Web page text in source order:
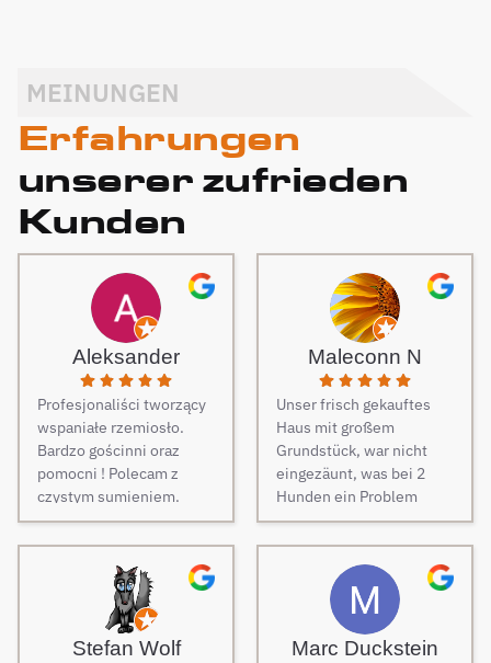
Erfahrungen
unserer zufrieden
Kunden
MEINUNGEN
Aleksander
Profesjonaliści tworzący
wspaniałe rzemiosło.
Bardzo gościnni oraz
pomocni ! Polecam z
czystym sumieniem.
Maleconn N
Unser frisch gekauftes
Haus mit großem
Grundstück, war nicht
eingezäunt, was bei 2
Hunden ein Problem
darstellt. Daher musste
dringend und schnell ein
Zaun her. Auf Empfehlung
von Freunden haben wir
unseren Zaun bei Berg
Zäune beauftragt und es
keine Sekunde bereut.
Stefan Wolf Marc Duckstein